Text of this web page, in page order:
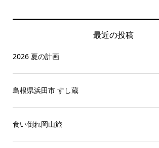
最近の投稿
2026 夏の計画
島根県浜田市 すし蔵
食い倒れ岡山旅